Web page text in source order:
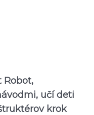
Robot,
učí deti
krok